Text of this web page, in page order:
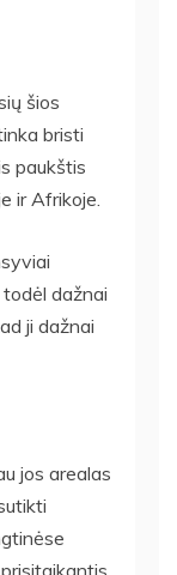
šios
bristi
paukštis
ir Afrikoje.
dažnai
ji dažnai
jos arealas